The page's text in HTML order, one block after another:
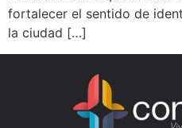
fortalecer el sentido de
la ciudad […]